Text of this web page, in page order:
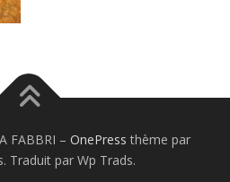
FABBRI – OnePress thème par
Traduit par Wp Trads.